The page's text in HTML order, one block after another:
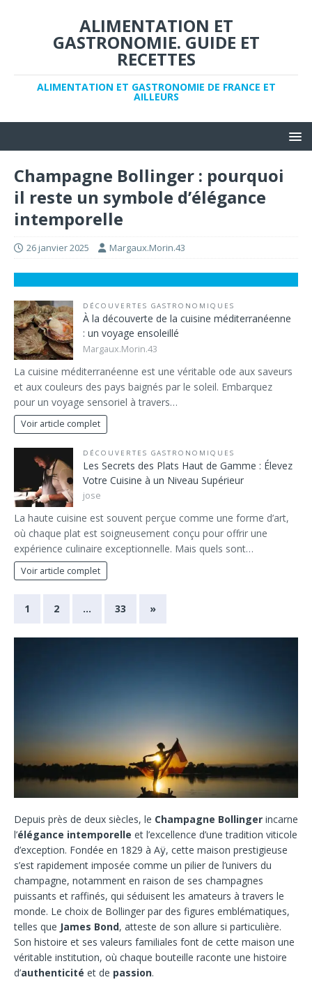
ALIMENTATION ET
GASTRONOMIE. GUIDE ET
RECETTES
ALIMENTATION ET GASTRONOMIE DE FRANCE ET
AILLEURS
Champagne Bollinger : pourquoi
il reste un symbole d’élégance
intemporelle
26 janvier 2025 Margaux.Morin.43
DÉCOUVERTES GASTRONOMIQUES
À la découverte de la cuisine méditerranéenne
: un voyage ensoleillé
Margaux.Morin.43
La cuisine méditerranéenne est une véritable ode aux saveurs
et aux couleurs des pays baignés par le soleil. Embarquez
pour un voyage sensoriel à travers…
Voir article complet
DÉCOUVERTES GASTRONOMIQUES
Les Secrets des Plats Haut de Gamme : Élevez
Votre Cuisine à un Niveau Supérieur
jose
La haute cuisine est souvent perçue comme une forme d’art,
où chaque plat est soigneusement conçu pour offrir une
expérience culinaire exceptionnelle. Mais quels sont…
Voir article complet
1 2 … 33 »
Depuis près de deux siècles, le Champagne Bollinger incarne
l’élégance intemporelle et l’excellence d’une tradition viticole
d’exception. Fondée en 1829 à Aÿ, cette maison prestigieuse
s’est rapidement imposée comme un pilier de l’univers du
champagne, notamment en raison de ses champagnes
puissants et raffinés, qui séduisent les amateurs à travers le
monde. Le choix de Bollinger par des figures emblématiques,
telles que James Bond, atteste de son allure si particulière.
Son histoire et ses valeurs familiales font de cette maison une
véritable institution, où chaque bouteille raconte une histoire
d’authenticité et de passion.